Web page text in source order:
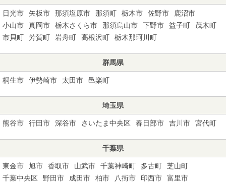
日光市 矢板市 那須塩原市 那須町 栃木市 佐野市
鹿沼市
小山市
真岡市 栃木さくら市 那須烏山市 下野市 益子町
茂木町
市貝町
芳賀町 岩舟町 高根沢町 栃木那珂川町
群馬県
桐生市 伊勢崎市 太田市 邑楽町
埼玉県
熊谷市 行田市 深谷市 さいたま中央区 春日部市 吉川市 宮代町
千葉県
東金市 旭市 香取市 山武市 千葉神崎町 多古町
芝山町
千葉中央区
野田市 成田市 柏市 八街市 印西市 富里市